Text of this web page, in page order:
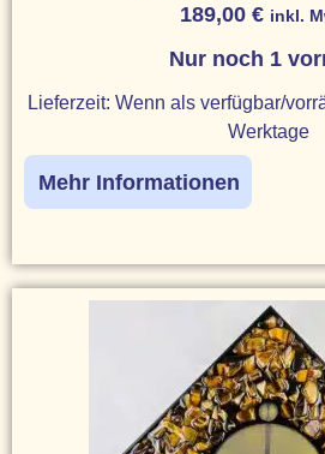
189,00 € inkl.
Nur noch 1
Lieferzeit: Wenn als verfügbar/
Werktage
Mehr Informationen